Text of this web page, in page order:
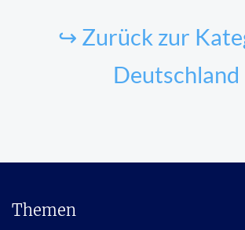
↪ Zurück zur
Deutschland
Themen